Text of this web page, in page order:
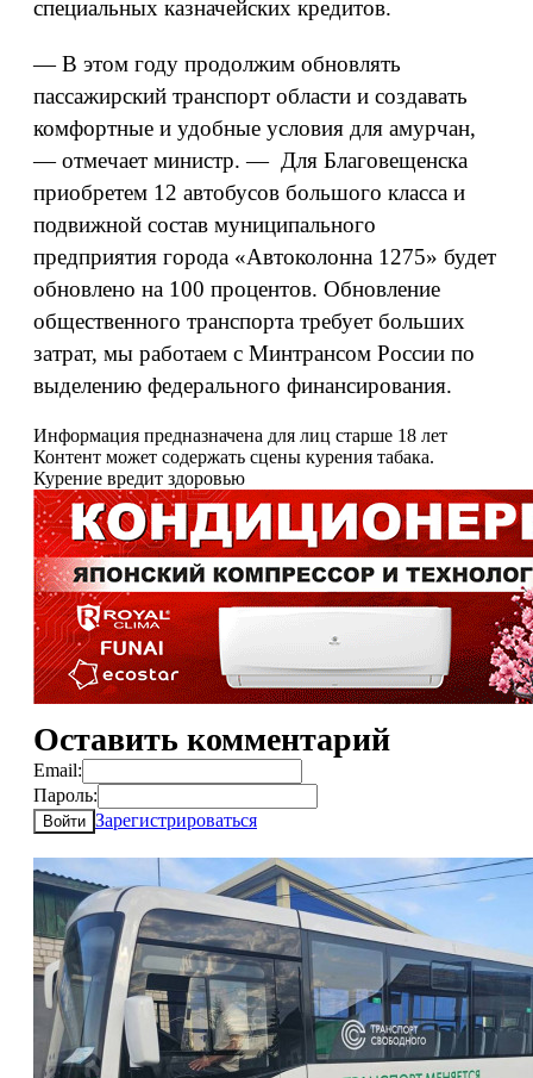
специальных казначейских кредитов.
— В этом году продолжим обновлять
пассажирский транспорт области и создавать
комфортные и удобные условия для амурчан,
— отмечает министр. — Для Благовещенска
приобретем 12 автобусов большого класса и
подвижной состав муниципального
предприятия города «Автоколонна 1275» будет
обновлено на 100 процентов. Обновление
общественного транспорта требует больших
затрат, мы работаем с Минтрансом России по
выделению федерального финансирования.
Информация предназначена для лиц старше 18 лет
Контент может содержать сцены курения табака.
Курение вредит здоровью
Оставить комментарий
Email:
Пароль:
Войти Зарегистрироваться